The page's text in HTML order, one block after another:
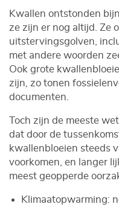
Kwallen ontstonden
ze zijn er nog altijd. Ze
uitstervingsgolven,
met andere woorden
Ook grote
zijn, zo tonen
documenten.
Toch zijn de meeste
dat door de
kwallenbloeien steeds
voorkomen, en langer
meest geopperde
Klimaatopwarming: